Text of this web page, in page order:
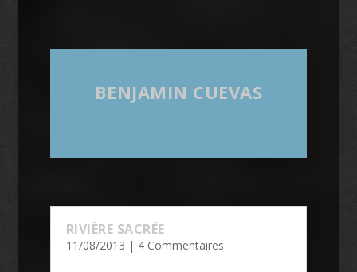
BENJAMIN CUEVAS
RIVIÈRE SACRÉE
11/08/2013 | 4 Commentaires